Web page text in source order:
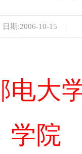
日期:2006-10-15 |
电大
学院